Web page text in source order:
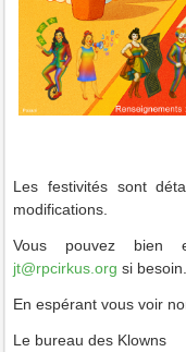
Les festivités sont
modifications.
Vous pouvez bien
jt@rpcirkus.org si besoin.
En espérant vous voir
Le bureau des Klowns